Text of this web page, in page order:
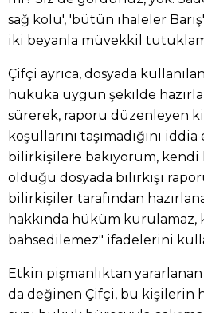
sağ kolu', 'bütün ihaleler
iki beyanla müvekkil
Çifçi ayrıca, dosyada
hukuka uygun şekilde
sürerek, raporu düzenleyen
koşullarını taşımadığını
bilirkişilere bakıyorum,
olduğu dosyada bilirkişi
bilirkişiler tarafından
hakkında hüküm kurulamaz,
bahsedilemez" ifadelerini
Etkin pişmanlıktan yararlanan
da değinen Çifçi, bu kişilerin